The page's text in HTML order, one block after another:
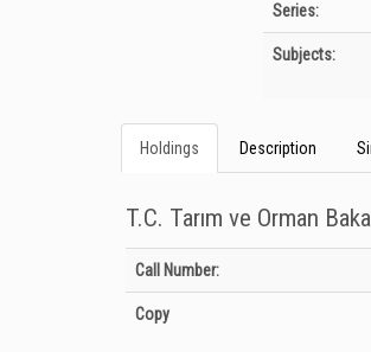
Series:
Subjects:
Holdings Description
T.C. Tarım ve Orman
Holdings details from T.C. Tarım ve
Call Number:
Copy